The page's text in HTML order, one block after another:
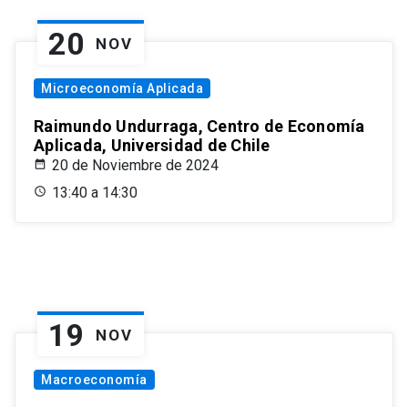
20 NOV
Microeconomía Aplicada
Raimundo Undurraga, Centro de Economía
Aplicada, Universidad de Chile
20 de Noviembre de 2024
13:40 a 14:30
19 NOV
Macroeconomía